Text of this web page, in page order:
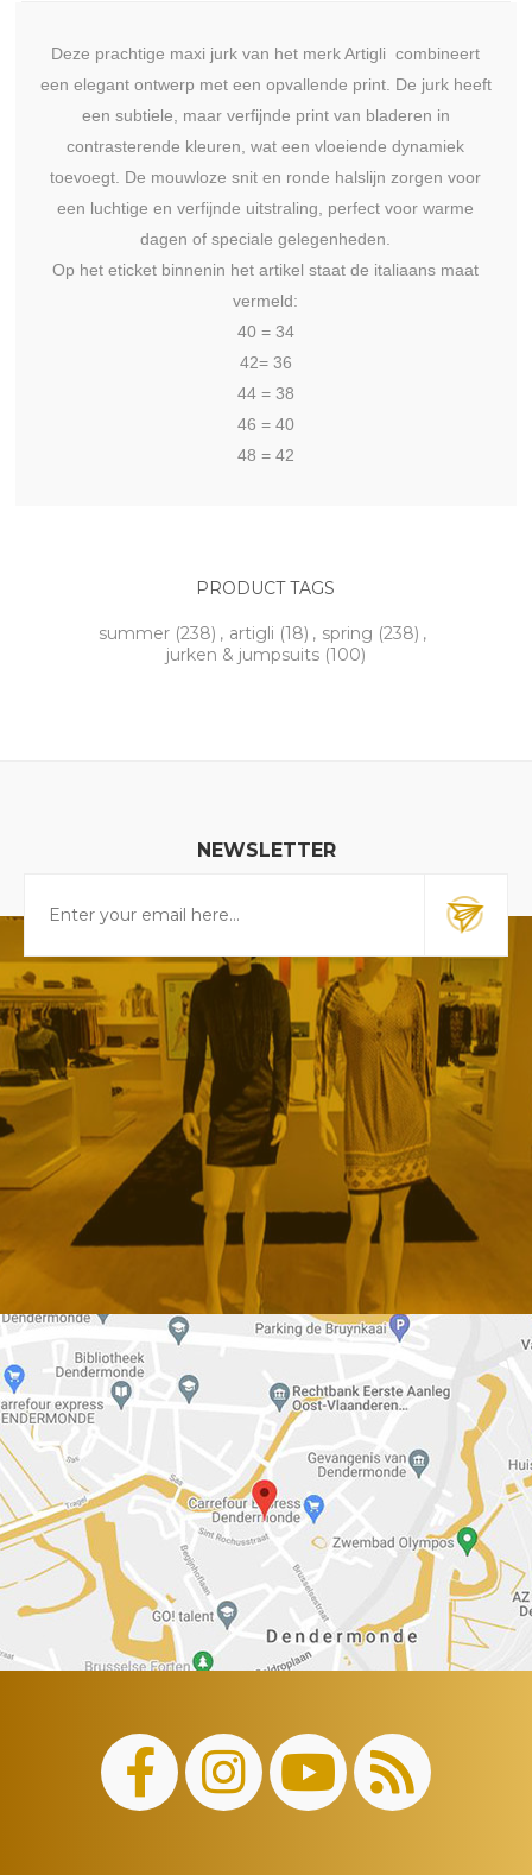
Deze prachtige maxi jurk van het merk Artigli combineert
een elegant ontwerp met een opvallende print. De jurk heeft
een subtiele, maar verfijnde print van bladeren in
contrasterende kleuren, wat een vloeiende dynamiek
toevoegt. De mouwloze snit en ronde halslijn zorgen voor
een luchtige en verfijnde uitstraling, perfect voor warme
dagen of speciale gelegenheden.
Op het eticket binnenin het artikel staat de italiaans maat
vermeld:
40 = 34
42= 36
44 = 38
46 = 40
48 = 42
PRODUCT TAGS
summer (238) , artigli (18) , spring (238) ,
jurken & jumpsuits (100)
NEWSLETTER